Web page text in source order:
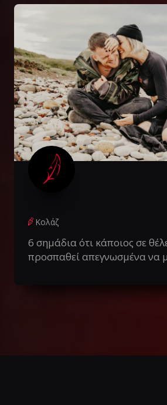
Κολάζ
6 σημάδια ότι κάποιος σε
προσπαθεί απεγνωσμένα να